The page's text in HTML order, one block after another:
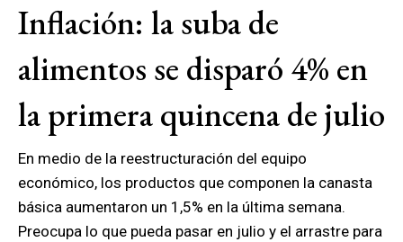
Inflación: la suba de
alimentos se disparó 4% en
la primera quincena de julio
En medio de la reestructuración del equipo
económico, los productos que componen la canasta
básica aumentaron un 1,5% en la última semana.
Preocupa lo que pueda pasar en julio y el arrastre para